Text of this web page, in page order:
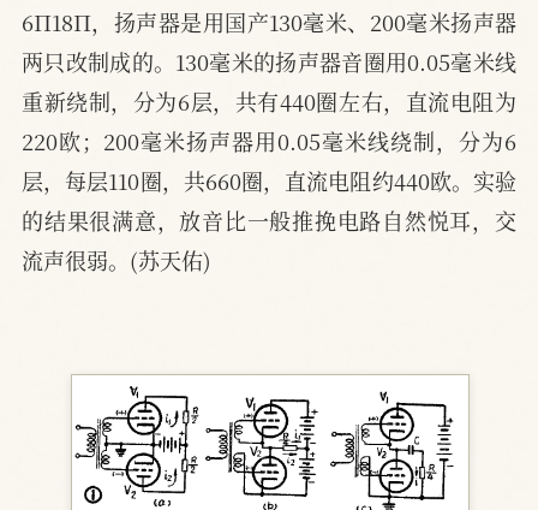
6П18П，扬声器是用国产130毫米、200毫米扬声器
两只改制成的。130毫米的扬声器音圈用0.05毫米线
重新绕制，分为6层，共有440圈左右，直流电阻为
220欧；200毫米扬声器用0.05毫米线绕制，分为6
层，每层110圈，共660圈，直流电阻约440欧。实验
的结果很满意，放音比一般推挽电路自然悦耳，交
流声很弱。(苏天佑)